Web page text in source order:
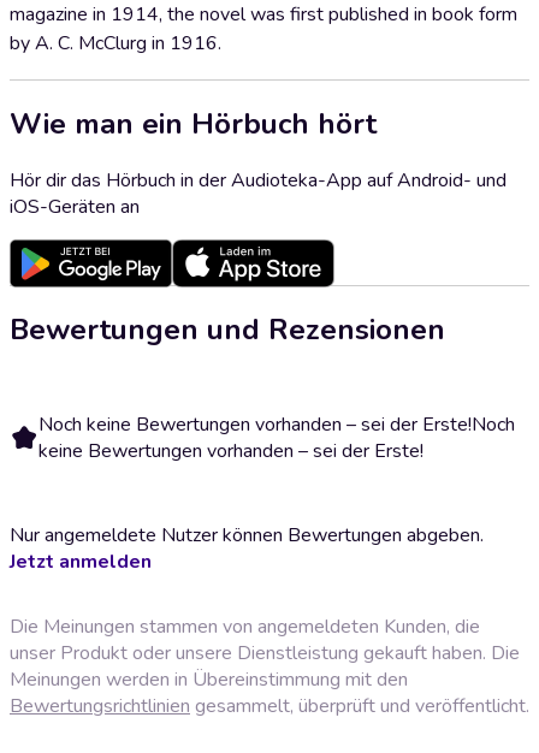
magazine in 1914, the novel was first published in book form
by A. C. McClurg in 1916.
Wie man ein Hörbuch hört
Hör dir das Hörbuch in der Audioteka-App auf Android- und
iOS-Geräten an
Bewertungen und Rezensionen
Noch keine Bewertungen vorhanden – sei der Erste!Noch
keine Bewertungen vorhanden – sei der Erste!
Nur angemeldete Nutzer können Bewertungen abgeben.
Jetzt anmelden
Die Meinungen stammen von angemeldeten Kunden, die
unser Produkt oder unsere Dienstleistung gekauft haben. Die
Meinungen werden in Übereinstimmung mit den
Bewertungsrichtlinien gesammelt, überprüft und veröffentlicht.